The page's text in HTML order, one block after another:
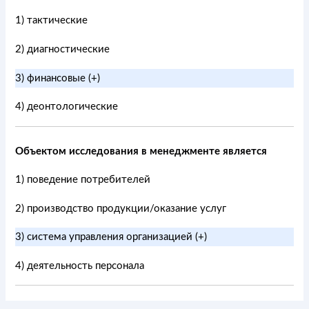
1) тактические
2) диагностические
3) финансовые (+)
4) деонтологические
Объектом исследования в менеджменте является
1) поведение потребителей
2) производство продукции/оказание услуг
3) система управления организацией (+)
4) деятельность персонала